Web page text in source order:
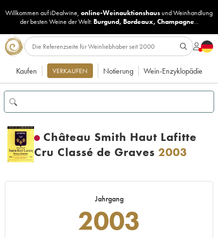
Willkommen auf iDealwine, online-Weinauktionshaus undWeinhandlung
der besten Weine der Welt: Burgund, Bordeaux, Champagne...
Kaufen VERKAUFEN Notierung Wein-Enzyklopädie
Château Smith Haut Lafitte
Cru Classé de Graves 2003
Jahrgang
2003